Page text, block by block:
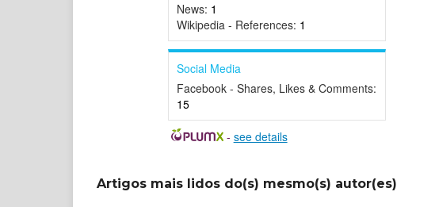
News: 1
Wikipedia - References: 1
Social Media
Facebook - Shares, Likes & Comments:
15
- see details
Artigos mais lidos do(s) mesmo(s) autor(es)